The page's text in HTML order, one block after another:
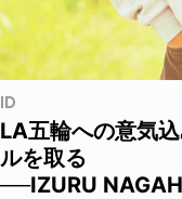
ID
LA五輪への意気
ルを取る
──IZURU